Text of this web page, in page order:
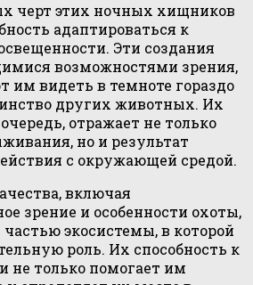
черт этих ночных хищников
адаптироваться к
Эти создания
возможностями зрения,
им видеть в темноте гораздо
других животных. Их
отражает не только
но и результат
с окружающей средой.
включая
зрение и особенности охоты,
экосистемы, в которой
роль. Их способность к
не только помогает им